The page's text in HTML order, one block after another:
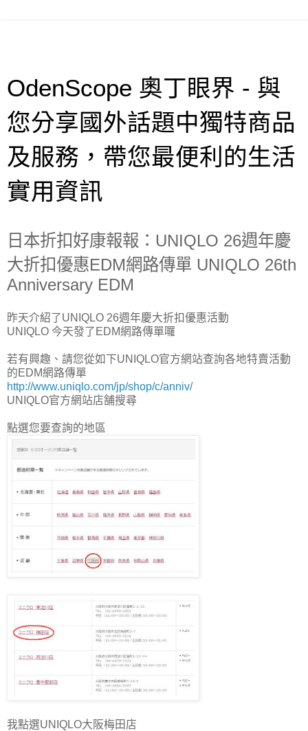
OdenScope 奧丁眼界 - 與
您分享國外話題中獨特商品
及服務，帶您最便利的生活
實用資訊
日本折扣好康報報：UNIQLO 26週年慶
大折扣優惠EDM網路傳單 UNIQLO 26th
Anniversary EDM
昨天介紹了UNIQLO 26週年慶大折扣優惠活動
UNIQLO 今天發了EDM網路傳單囉
若有興趣、請您從如下UNIQLO官方網站查詢各地特賣活動
的EDM網路傳單
http://www.uniqlo.com/jp/shop/c/anniv/
UNIQLO官方網站店舗搜尋
點選您要查詢的地區
我點選UNIQLO大阪梅田店